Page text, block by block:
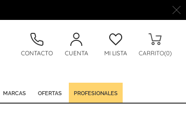
CONTACTO CUENTA MI LISTA CARRITO(0)
MARCAS OFERTAS PROFESIONALES